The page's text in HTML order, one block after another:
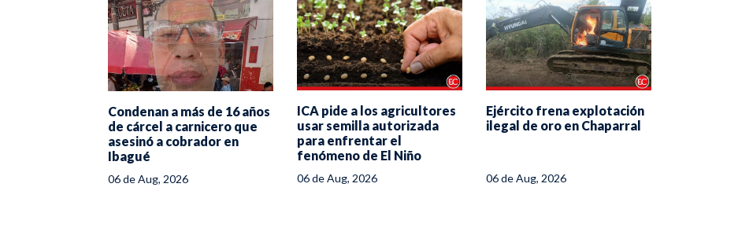
Condenan a más de 16 años
de cárcel a carnicero que
asesinó a cobrador en
Ibagué
06 de Aug, 2026
ICA pide a los agricultores
usar semilla autorizada
para enfrentar el
fenómeno de El Niño
06 de Aug, 2026
Ejército frena explotación
ilegal de oro en Chaparral
06 de Aug, 2026